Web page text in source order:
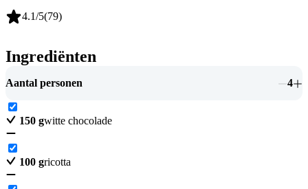
4.1/5(79)
Ingrediënten
Aantal personen 4
150 gwitte chocolade
100 gricotta